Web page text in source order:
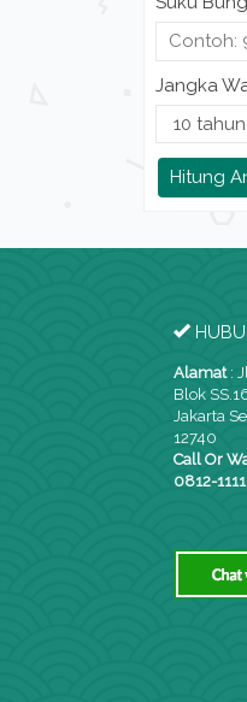
Jangka
Hitung
Alamat:
Blok
Jakarta
12740
Call Or
0812-